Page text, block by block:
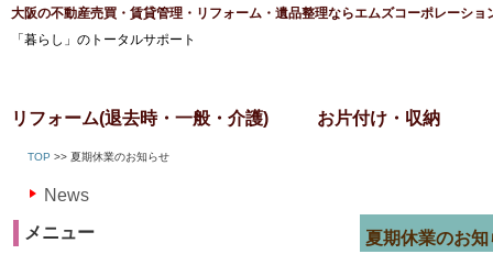
大阪の不動産売買・賃貸管理・リフォーム・遺品整理ならエムズコーポレーショ
「暮らし」のトータルサポート
リフォーム(退去時・一般・介護) お片付け・収納
TOP >> 夏期休業のお知らせ
News
メニュー
夏期休業のお知